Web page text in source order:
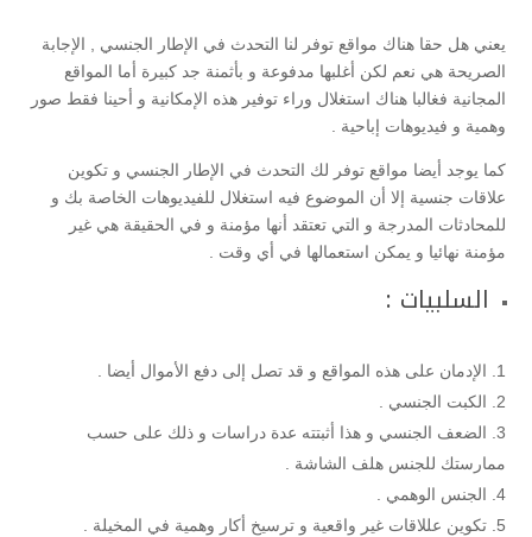
يعني هل حقا هناك مواقع توفر لنا التحدث في الإطار الجنسي , الإجابة
الصريحة هي نعم لكن أغلبها مدفوعة و بأثمنة جد كبيرة أما المواقع
المجانية فغالبا هناك استغلال وراء توفير هذه الإمكانية و أحينا فقط صور
وهمية و فيديوهات إباحية .
كما يوجد أيضا مواقع توفر لك التحدث في الإطار الجنسي و تكوين
علاقات جنسية إلا أن الموضوع فيه استغلال للفيديوهات الخاصة بك و
للمحادثات المدرجة و التي تعتقد أنها مؤمنة و في الحقيقة هي غير
مؤمنة نهائيا و يمكن استعمالها في أي وقت .
السلبيات :
الإدمان على هذه المواقع و قد تصل إلى دفع الأموال أيضا .
الكبت الجنسي .
الضعف الجنسي و هذا أثبتته عدة دراسات و ذلك على حسب
ممارستك للجنس هلف الشاشة .
الجنس الوهمي .
تكوين عللاقات غير واقعية و ترسيخ أكار وهمية في المخيلة .